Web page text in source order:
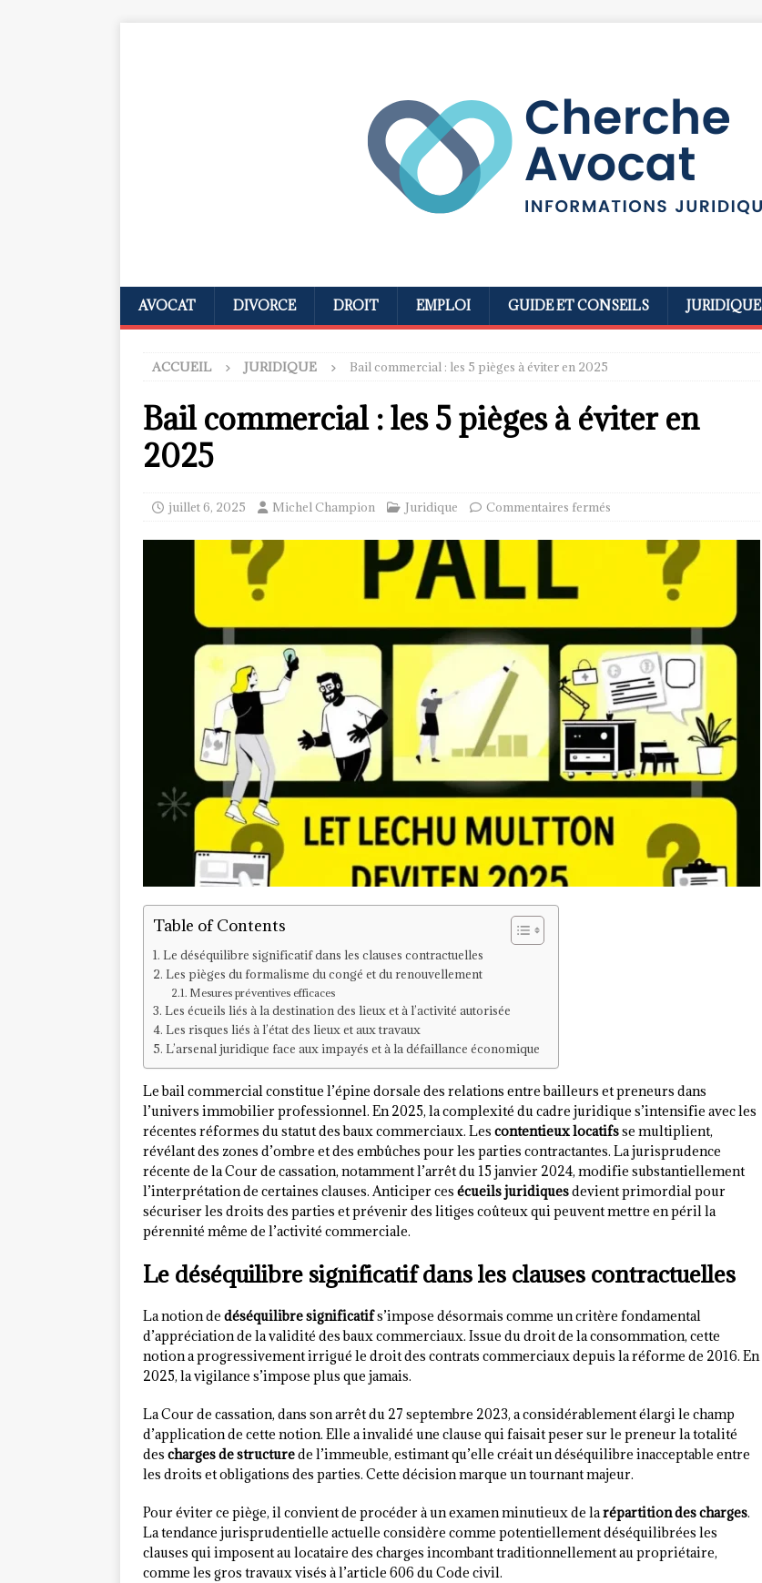
AVOCAT DIVORCE DROIT EMPLOI GUIDE ET CONSEILS JURIDIQUE
ACCUEIL JURIDIQUE Bail commercial : les 5 pièges à éviter en 2025
Bail commercial : les 5 pièges à éviter en
2025
juillet 6, 2025 Michel Champion Juridique Commentaires fermés
Table of Contents
Le déséquilibre significatif dans les clauses contractuelles
Les pièges du formalisme du congé et du renouvellement
Mesures préventives efficaces
Les écueils liés à la destination des lieux et à l’activité autorisée
Les risques liés à l’état des lieux et aux travaux
L’arsenal juridique face aux impayés et à la défaillance économique
Le bail commercial constitue l’épine dorsale des relations entre bailleurs et preneurs dans
l’univers immobilier professionnel. En 2025, la complexité du cadre juridique s’intensifie avec les
récentes réformes du statut des baux commerciaux. Les contentieux locatifsse multiplient,
révélant des zones d’ombre et des embûches pour les parties contractantes. La jurisprudence
récente de la Cour de cassation, notamment l’arrêt du 15 janvier 2024, modifie substantiellement
l’interprétation de certaines clauses. Anticiper ces écueils juridiquesdevient primordial pour
sécuriser les droits des parties et prévenir des litiges coûteux qui peuvent mettre en péril la
pérennité même de l’activité commerciale.
Le déséquilibre significatif dans les clauses contractuelles
La notion de déséquilibre significatifs’impose désormais comme un critère fondamental
d’appréciation de la validité des baux commerciaux. Issue du droit de la consommation, cette
notion a progressivement irrigué le droit des contrats commerciaux depuis la réforme de 2016. En
2025, la vigilance s’impose plus que jamais.
La Cour de cassation, dans son arrêt du 27 septembre 2023, a considérablement élargi le champ
d’application de cette notion. Elle a invalidé une clause qui faisait peser sur le preneur la totalité
des charges de structurede l’immeuble, estimant qu’elle créait un déséquilibre inacceptable entre
les droits et obligations des parties. Cette décision marque un tournant majeur.
Pour éviter ce piège, il convient de procéder à un examen minutieux de larépartition des charges.
La tendance jurisprudentielle actuelle considère comme potentiellement déséquilibrées les
clauses qui imposent au locataire des charges incombant traditionnellement au propriétaire,
comme les gros travaux visés à l’article 606 du Code civil.